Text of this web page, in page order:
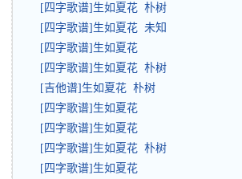
[四字歌谱]生如夏花 朴树
[四字歌谱]生如夏花 未知
[四字歌谱]生如夏花
[四字歌谱]生如夏花 朴树
[吉他谱]生如夏花 朴树
[四字歌谱]生如夏花
[四字歌谱]生如夏花
[四字歌谱]生如夏花 朴树
[四字歌谱]生如夏花